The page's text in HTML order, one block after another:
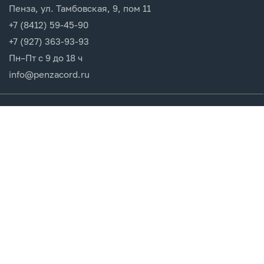
Пенза, ул. Тамбовская, 9, пом 11
+7 (8412) 59-45-90
+7 (927) 363-93-93
Пн–Пт с 9 до 18 ч
info@penzacord.ru
Производители